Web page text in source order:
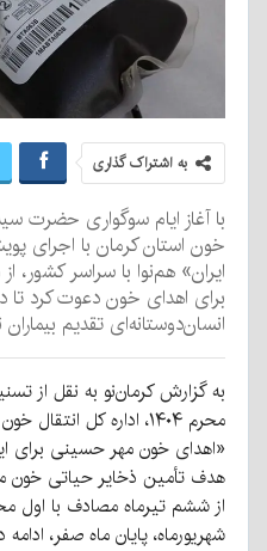
به اشتراک گذاری
با آغاز ایام سوگواری حضرت
خون استان کرمان با اجرای
ایران» هم‌نوا با سراسر کشور،
برای اهدای خون دعوت کرد تا
انسان‌دوستانه‌ای تقدیم بیماران
به گزارش کرمان‌نو به نقل از
محرم ۱۴۰۴، اداره کل
«اهدای خون مهر حسینی برای
هدف تأمین ذخایر حیاتی خون
از ششم تیرماه مصادف با اول
شهریورماه، پایان ماه صفر، ادامه